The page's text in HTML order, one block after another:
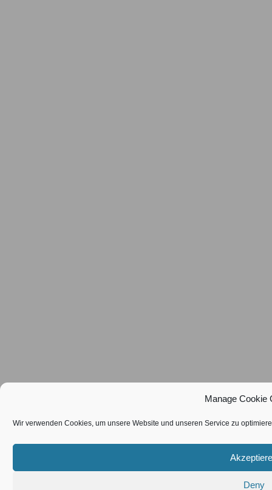
Manage Cookie
Wir verwenden Cookies, um unsere Website und unseren Service zu
Deny